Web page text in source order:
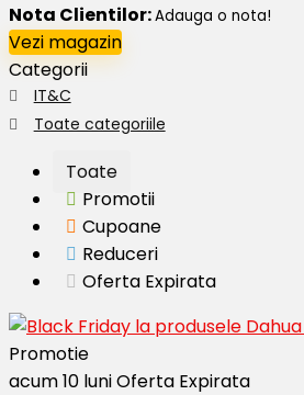
Nota Clientilor:Adauga o nota!
Vezi magazin
Categorii
IT&C
Toate categoriile
Toate
Promotii
Cupoane
Reduceri
Oferta Expirata
Promotie
acum 10 luniOferta Expirata